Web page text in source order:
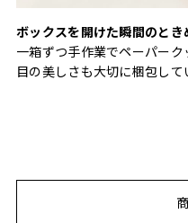
ボックスを開けた瞬間のとき
一箱ずつ手作業でペーパー
目の美しさも大切に梱包して